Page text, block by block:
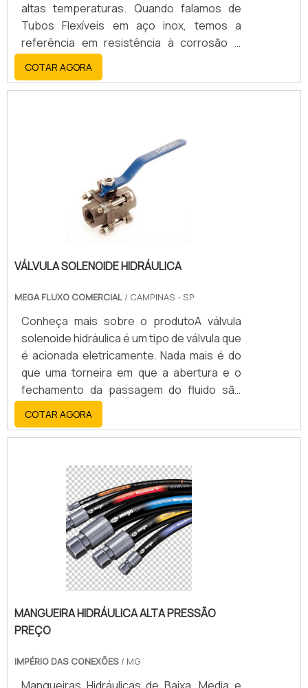
altas temperaturas. Quando falamos de
Tubos Flexíveis em aço inox, temos a
referência em resistência à corrosão e
durabilidade de sistemas. Podem ser
fabricadas em aço inox 304, 321 ou 316
conforme necessidade do projeto. Já as
normas SAE100 de R1 até R16 e DIN EN856.
COTAR AGORA
VÁLVULA SOLENOIDE HIDRÁULICA
MEGA FLUXO COMERCIAL / CAMPINAS - SP
Conheça mais sobre o produtoA válvula
solenoide hidráulica é um tipo de válvula que
é acionada eletricamente. Nada mais é do
que uma torneira em que a abertura e o
fechamento da passagem do fluido são
feitos usando corrente elétrica.A válvula
solenoide tipo hidráulica é construída em de
duas partes: o primeiro é o corpo da válvula
a bobina (que fica na parte de cima).A
principal função desse tipo de válvula
solenoide é para realizar diversos
comandos h.
COTAR AGORA
MANGUEIRA HIDRÁULICA ALTA PRESSÃO
PREÇO
IMPÉRIO DAS CONEXÕES / MG